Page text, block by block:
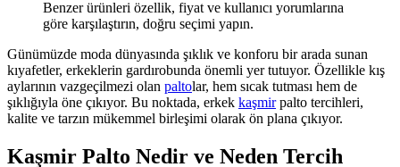
Benzer ürünleri özellik, fiyat ve kullanıcı yorumlarına
göre karşılaştırın, doğru seçimi yapın.
Günümüzde moda dünyasında şıklık ve konforu bir arada sunan
kıyafetler, erkeklerin gardırobunda önemli yer tutuyor. Özellikle kış
aylarının vazgeçilmezi olan paltolar, hem sıcak tutması hem de
şıklığıyla öne çıkıyor. Bu noktada, erkek kaşmirpalto tercihleri,
kalite ve tarzın mükemmel birleşimi olarak ön plana çıkıyor.
Kaşmir Palto Nedir ve Neden Tercih